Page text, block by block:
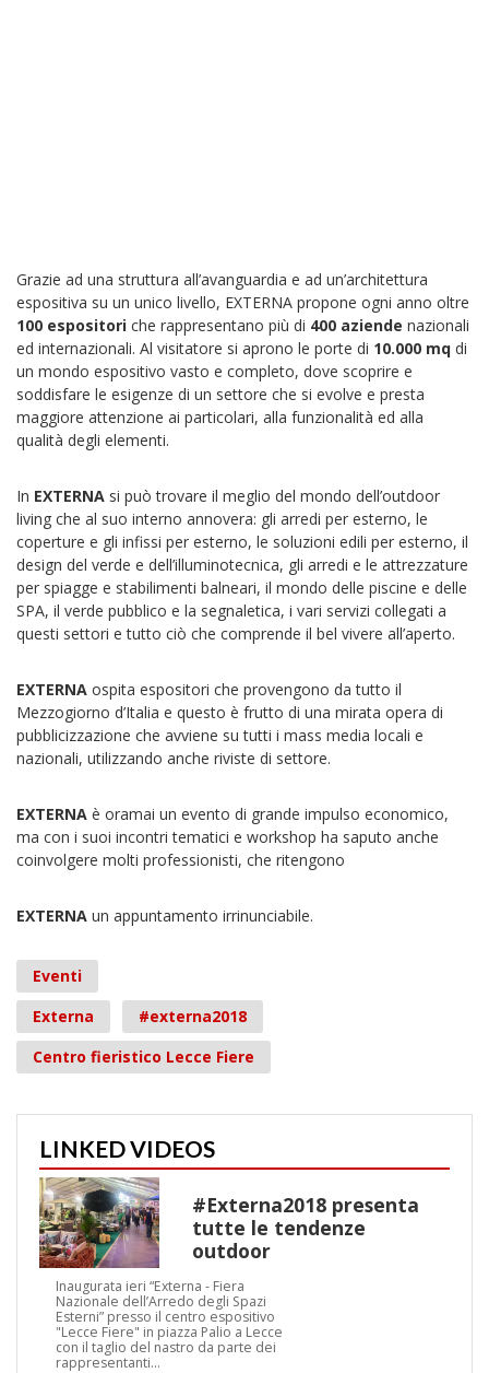
Grazie ad una struttura all’avanguardia e ad un’architettura
espositiva su un unico livello, EXTERNA propone ogni anno oltre
100 espositori che rappresentano più di 400 aziende nazionali
ed internazionali. Al visitatore si aprono le porte di 10.000 mq di
un mondo espositivo vasto e completo, dove scoprire e
soddisfare le esigenze di un settore che si evolve e presta
maggiore attenzione ai particolari, alla funzionalità ed alla
qualità degli elementi.
In EXTERNA si può trovare il meglio del mondo dell’outdoor
living che al suo interno annovera: gli arredi per esterno, le
coperture e gli infissi per esterno, le soluzioni edili per esterno, il
design del verde e dell’illuminotecnica, gli arredi e le attrezzature
per spiagge e stabilimenti balneari, il mondo delle piscine e delle
SPA, il verde pubblico e la segnaletica, i vari servizi collegati a
questi settori e tutto ciò che comprende il bel vivere all’aperto.
EXTERNA ospita espositori che provengono da tutto il
Mezzogiorno d’Italia e questo è frutto di una mirata opera di
pubblicizzazione che avviene su tutti i mass media locali e
nazionali, utilizzando anche riviste di settore.
EXTERNA è oramai un evento di grande impulso economico,
ma con i suoi incontri tematici e workshop ha saputo anche
coinvolgere molti professionisti, che ritengono
EXTERNA un appuntamento irrinunciabile.
Eventi
Externa
#externa2018
Centro fieristico Lecce Fiere
LINKED VIDEOS
#Externa2018 presenta
tutte le tendenze
outdoor
Inaugurata ieri “Externa - Fiera
Nazionale dell’Arredo degli Spazi
Esterni” presso il centro espositivo
"Lecce Fiere" in piazza Palio a Lecce
con il taglio del nastro da parte dei
rappresentanti…